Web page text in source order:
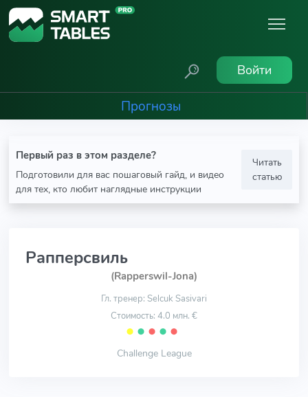
Войти
Прогнозы
Первый раз в этом разделе?
Подготовили для вас пошаговый гайд, и видео
для тех, кто любит наглядные инструкции
Читать
статью
Рапперсвиль
(Rapperswil-Jona)
Гл. тренер: Selcuk Sasivari
Стоимость: 4.0 млн. €
⬤ ⬤ ⬤ ⬤ ⬤
Challenge League